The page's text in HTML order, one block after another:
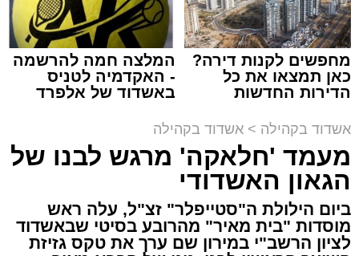
בהמשך אורח הכבוד הרב ישראל אייכלר, סגן שר
התקשורת הביא דברי ברכה למארגנים ולתושבי
העיר.
בסיום הושמעו מחרוזת שירים עתיקים שהלחין דודי
זיע"א.
הציבור הענק שהשתתף באירוע הודה למארגנים
ובראשם הרב אפרים וובר המשנה לראש העיר
אשדוד ולכלל צוות 'מעגלים' שהפיקו אירוע משובח
באווירה חסידית מפוארת.
במשך שעות ארוכות של ליל שישי, נהנו המונים
מתושבי אשדוד מהארוע המרכזי של 'מעגלים'.
ואכן, כפי שהובטח, לא היה מדובר במופע שגרתי,
אלא במעמד של טיש חסידי אותנטי, שהצליח
לסחוף אליו את ההמונים מעומק ימי החולין - אל
תוך האווירה השבתית של חצרות הקודש.
מחפשים לקנות דירה?
כאן תמצאו את כל
הדירות החדשות
המלצה חמה להרשמה
- האקדמיה לטניס
באשדוד של אלפרד
אשדוד בקהילה > אשדוד בקהילה
מעמד 'חלאקה' מרגש לבנו של
הגאון האשדודי
ביום הילולת ה"סטייפלר" זצ"ל, עלה ראש
מוסדות "בית מאיר" מהרובע בסיטי שבאשדוד
לציון הרשב"י במירון שם ערך את טקס גזיזת